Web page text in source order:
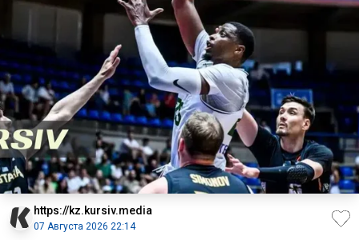
https://kz.kursiv.media
07 Августа 2026 22:14